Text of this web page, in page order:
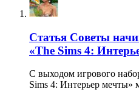
Статья Советы
«The Sims 4:
С выходом игрового
Sims 4: Интерьер мечты»